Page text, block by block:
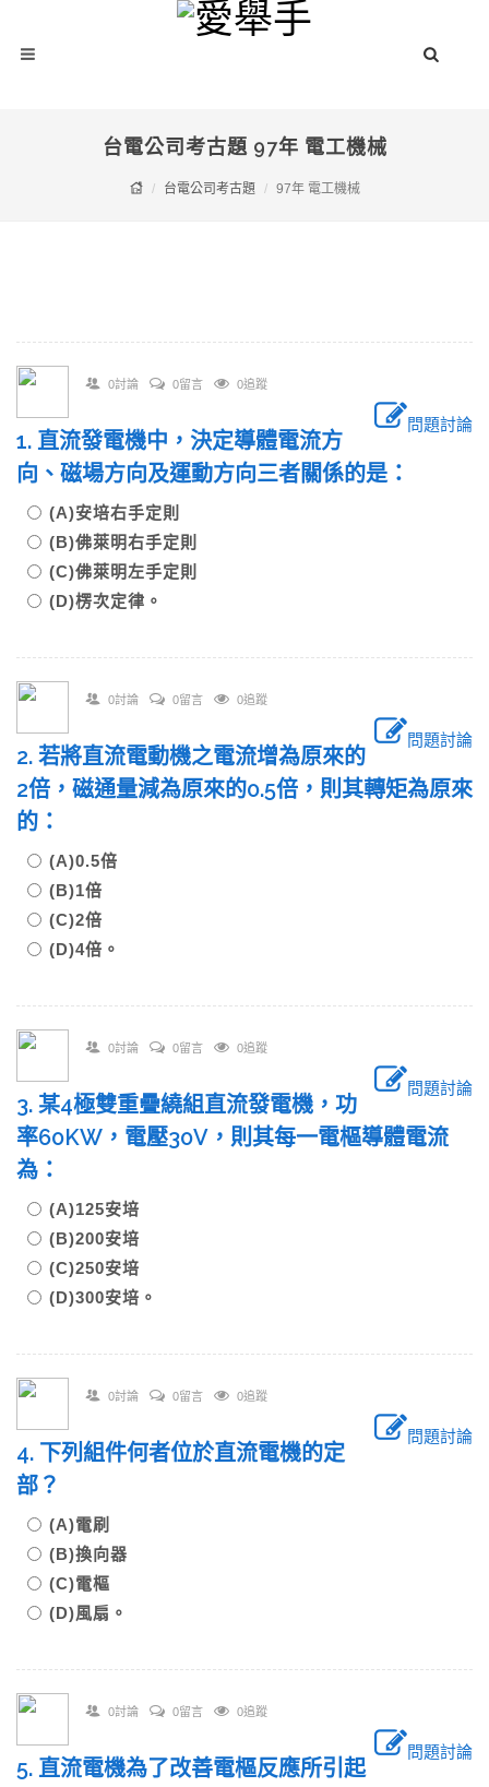
台電公司考古題 97年 電工機械
台電公司考古題 97年 電工機械
0討論 0留言 0追蹤
問題討論
1. 直流發電機中，決定導體電流方
向、磁場方向及運動方向三者關係的是：
(A)安培右手定則
(B)佛萊明右手定則
(C)佛萊明左手定則
(D)楞次定律。
0討論 0留言 0追蹤
問題討論
2. 若將直流電動機之電流增為原來的
2倍，磁通量減為原來的0.5倍，則其轉矩為原來
的：
(A)0.5倍
(B)1倍
(C)2倍
(D)4倍。
0討論 0留言 0追蹤
問題討論
3. 某4極雙重疊繞組直流發電機，功
率60KW，電壓30V，則其每一電樞導體電流
為：
(A)125安培
(B)200安培
(C)250安培
(D)300安培。
0討論 0留言 0追蹤
問題討論
4. 下列組件何者位於直流電機的定
部？
(A)電刷
(B)換向器
(C)電樞
(D)風扇。
0討論 0留言 0追蹤
問題討論
5. 直流電機為了改善電樞反應所引起